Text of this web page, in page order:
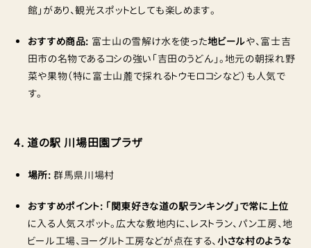
館」があり、観光スポットとしても楽しめます。
おすすめ商品: 富士山の雪解け水を使った地ビールや、富士吉
田市の名物であるコシの強い「吉田のうどん」。地元の朝採れ野
菜や果物（特に富士山麓で採れるトウモロコシなど）も人気で
す。
4. 道の駅 川場田園プラザ
場所: 群馬県川場村
おすすめポイント: 「関東好きな道の駅ランキング」で常に上位
に入る人気スポット。広大な敷地内に、レストラン、パン工房、地
ビール工場、ヨーグルト工房などが点在する、小さな村のような